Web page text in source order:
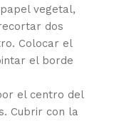
vegetal,
dos
Colocar el
el borde
el centro del
Cubrir con la